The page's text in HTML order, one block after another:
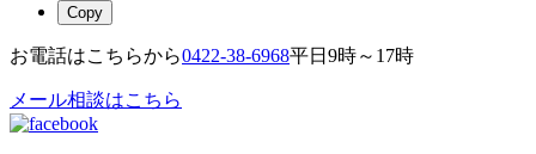
Copy
お電話はこちらから0422-38-6968平日9時～17時
メール相談はこちら